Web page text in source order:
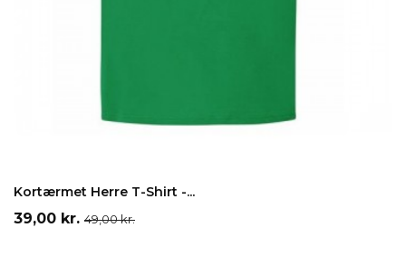
Rød Orange
Blå GrønGul
Kortærmet Herre T-Shirt -...
Pris
39,00 kr. Normalpris
49,00 kr.